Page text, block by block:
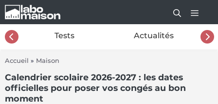
Aller
au
contenu
Tests Actualités
Accueil » Maison
Calendrier scolaire 2026-2027 : les dates
officielles pour poser vos congés au bon
moment